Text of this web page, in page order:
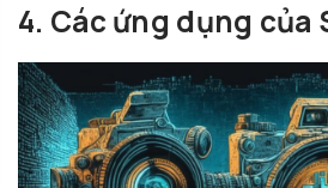
4. Các ứng dụng của